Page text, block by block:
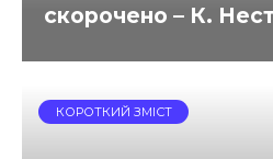
скорочено – К.
КОРОТКИЙ ЗМІСТ